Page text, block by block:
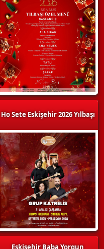
Ho Sete Eskişehir 2026 Yılbaşı
Eskişehir Baba Yorgun